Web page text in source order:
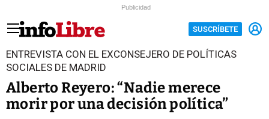
Publicidad
SUSCRÍBETE
ENTREVISTA CON EL EXCONSEJERO DE POLÍTICAS
SOCIALES DE MADRID
Alberto Reyero: “Nadie merece
morir por una decisión política”